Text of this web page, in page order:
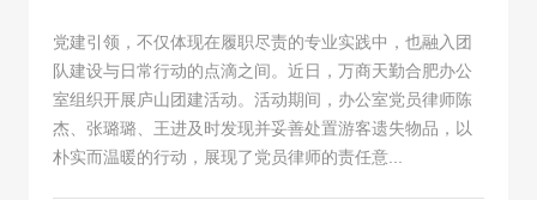
党建引领，不仅体现在履职尽责的专业实践中，也融入团
队建设与日常行动的点滴之间。近日，万商天勤合肥办公
室组织开展庐山团建活动。活动期间，办公室党员律师陈
杰、张璐璐、王进及时发现并妥善处置游客遗失物品，以
朴实而温暖的行动，展现了党员律师的责任意...